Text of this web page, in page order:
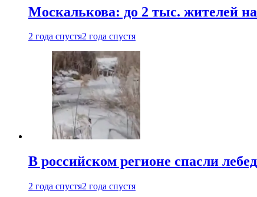
Москалькова: до 2 тыс. жителей
2 года спустя2 года спустя
В российском регионе спасли
2 года спустя2 года спустя